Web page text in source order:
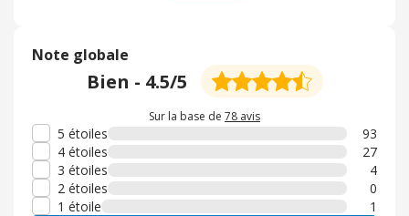
Note globale
Bien - 4.5/5
Sur la base de 78 avis
5 étoiles
93
4 étoiles
27
3 étoiles
4
2 étoiles
0
1 étoile
1